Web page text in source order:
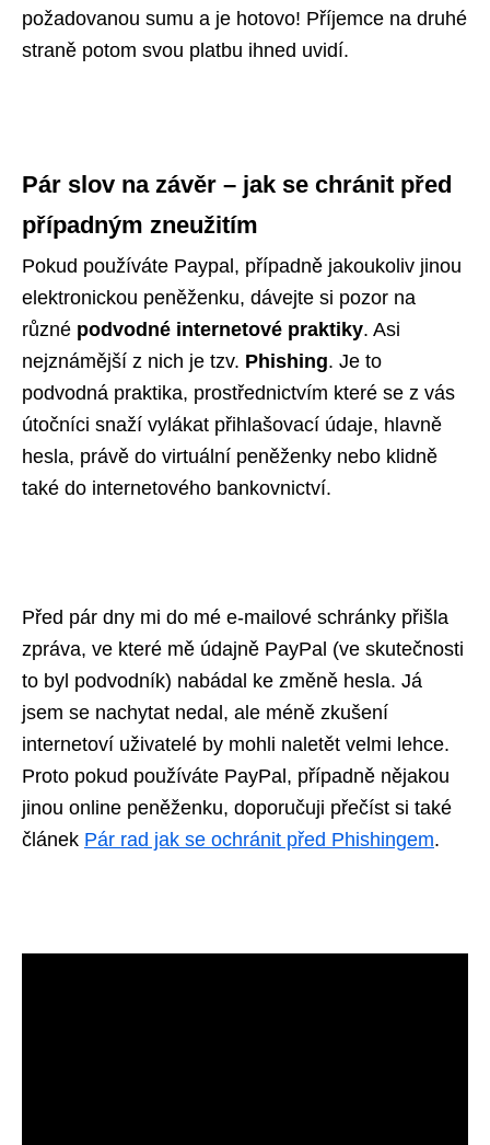
požadovanou sumu a je hotovo! Příjemce na druhé
straně potom svou platbu ihned uvidí.
Pár slov na závěr – jak se chránit před
případným zneužitím
Pokud používáte Paypal, případně jakoukoliv jinou
elektronickou peněženku, dávejte si pozor na
různé podvodné internetové praktiky. Asi
nejznámější z nich je tzv. Phishing. Je to
podvodná praktika, prostřednictvím které se z vás
útočníci snaží vylákat přihlašovací údaje, hlavně
hesla, právě do virtuální peněženky nebo klidně
také do internetového bankovnictví.
Před pár dny mi do mé e-mailové schránky přišla
zpráva, ve které mě údajně PayPal (ve skutečnosti
to byl podvodník) nabádal ke změně hesla. Já
jsem se nachytat nedal, ale méně zkušení
internetoví uživatelé by mohli naletět velmi lehce.
Proto pokud používáte PayPal, případně nějakou
jinou online peněženku, doporučuji přečíst si také
článek Pár rad jak se ochránit před Phishingem.